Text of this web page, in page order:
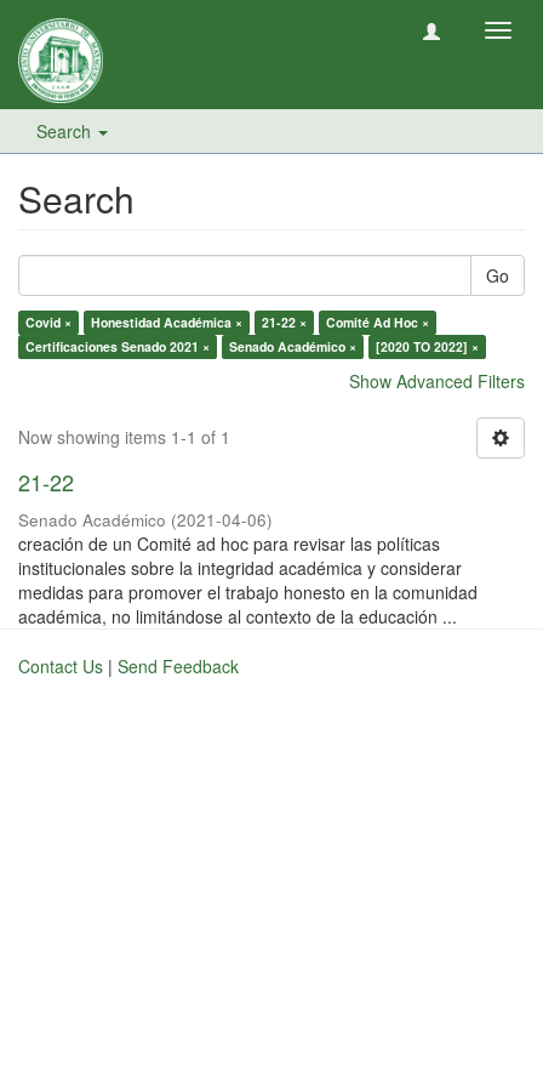
Search
Search
Go
Covid × Honestidad Académica × 21-22 ×
Comité Ad Hoc ×
Certificaciones Senado 2021 ×
Senado Académico × [2020 TO 2022] ×
Show Advanced Filters
Now showing items 1-1 of 1
21-22
Senado Académico (2021-04-06)
creación de un Comité ad hoc para revisar las políticas
institucionales sobre la integridad académica y considerar
medidas para promover el trabajo honesto en la comunidad
académica, no limitándose al contexto de la educación ...
Contact Us | Send Feedback